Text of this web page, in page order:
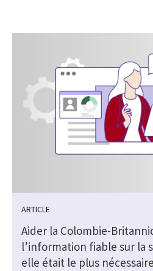
ARTICLE
Aider la Colombie-
l’information fiable sur la
elle était le plus nécessaire